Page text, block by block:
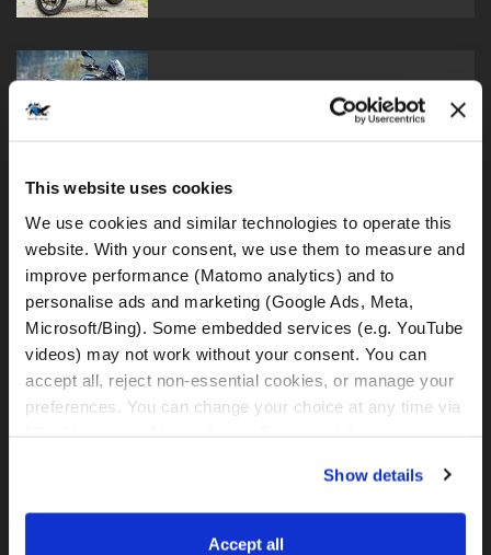
This website uses cookies
We use cookies and similar technologies to operate this
website. With your consent, we use them to measure and
improve performance (Matomo analytics) and to
personalise ads and marketing (Google Ads, Meta,
Microsoft/Bing). Some embedded services (e.g. YouTube
videos) may not work without your consent. You can
accept all, reject non-essential cookies, or manage your
preferences. You can change your choice at any time via
Show details
Accept all
BMW F900GS Adventure
BMW R1250GS - mali